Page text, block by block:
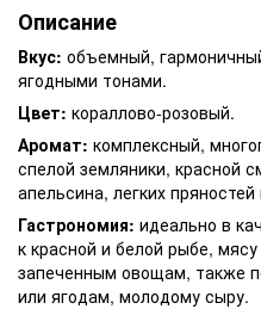
Описание
Вкус: объемный,
ягодными тонами.
Цвет: кораллово-розовый.
Аромат: комплексный,
спелой земляники, красной
апельсина, легких
Гастрономия: идеально в
к красной и белой рыбе,
запеченным овощам, также
или ягодам, молодому сыру.